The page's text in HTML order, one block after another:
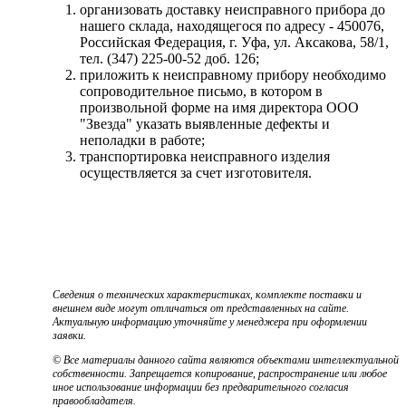
организовать доставку неисправного прибора до
нашего склада, находящегося по адресу - 450076,
Российская Федерация, г. Уфа, ул. Аксакова, 58/1,
тел. (347) 225-00-52 доб. 126;
приложить к неисправному прибору необходимо
сопроводительное письмо, в котором в
произвольной форме на имя директора ООО
"Звезда" указать выявленные дефекты и
неполадки в работе;
транспортировка неисправного изделия
осуществляется за счет изготовителя.
Сведения о технических характеристиках, комплекте поставки и
внешнем виде могут отличаться от представленных на сайте.
Актуальную информацию уточняйте у менеджера при оформлении
заявки.
© Все материалы данного сайта являются объектами интеллектуальной
собственности. Запрещается копирование, распространение или любое
иное использование информации без предварительного согласия
правообладателя.